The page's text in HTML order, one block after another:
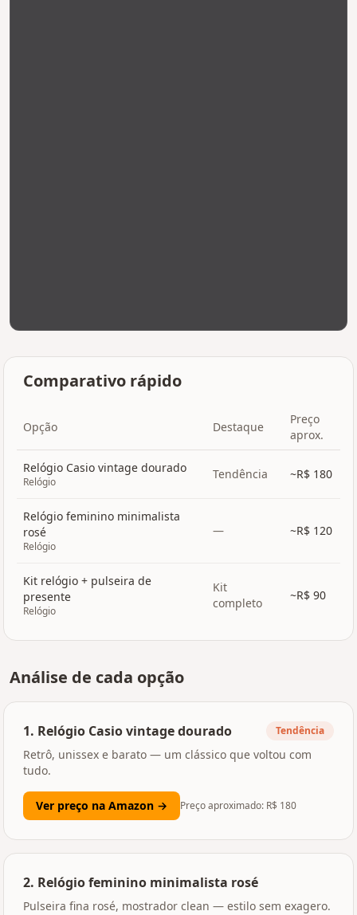
Comparativo rápido
Opção Destaque
Preço
aprox.
Relógio Casio vintage dourado
Relógio
Tendência ~R$ 180
Relógio feminino minimalista
rosé
Relógio
— ~R$ 120
Kit relógio + pulseira de
presente
Relógio
Kit
completo
~R$ 90
Análise de cada opção
1. Relógio Casio vintage dourado Tendência
Retrô, unissex e barato — um clássico que voltou com
tudo.
Ver preço na Amazon → Preço aproximado: R$ 180
2. Relógio feminino minimalista rosé
Pulseira fina rosé, mostrador clean — estilo sem exagero.